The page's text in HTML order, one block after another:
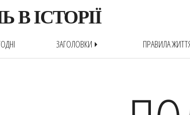
В ІСТОРІЇ
ЗАГОЛОВКИarrow_right ПРАВИЛА